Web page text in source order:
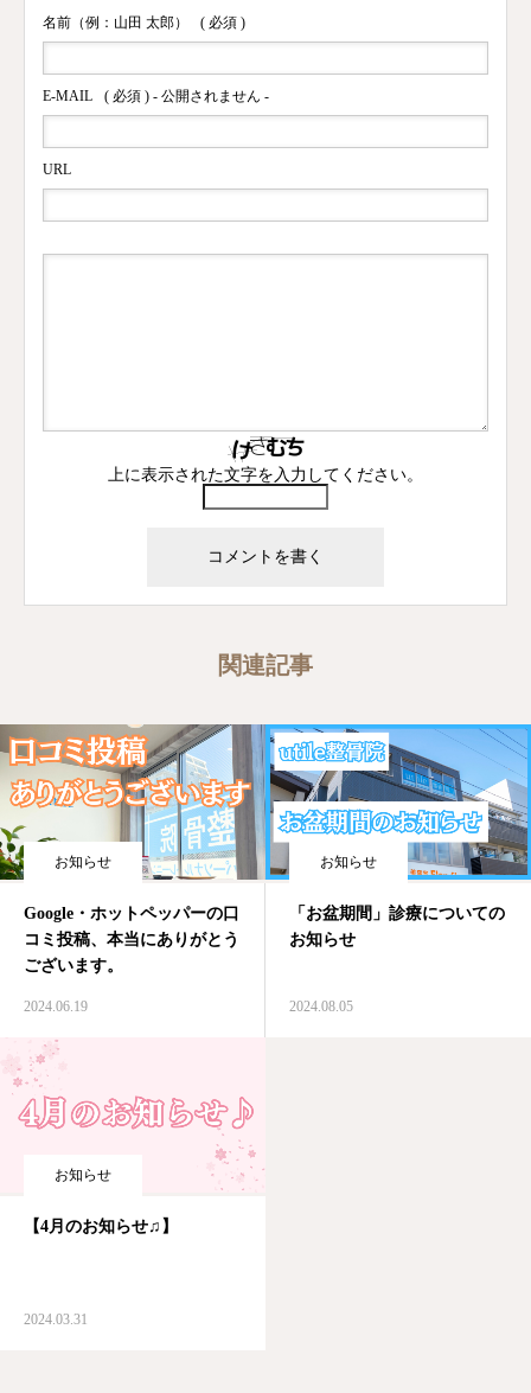
名前（例：山田 太郎） ( 必須 )
E-MAIL ( 必須 ) - 公開されません -
URL
上に表示された文字を入力してください。
関連記事
お知らせ
Google・ホットペッパーの口
コミ投稿、本当にありがとう
ございます。
2024.06.19
お知らせ
「お盆期間」診療についての
お知らせ
2024.08.05
お知らせ
【4月のお知らせ♫】
2024.03.31